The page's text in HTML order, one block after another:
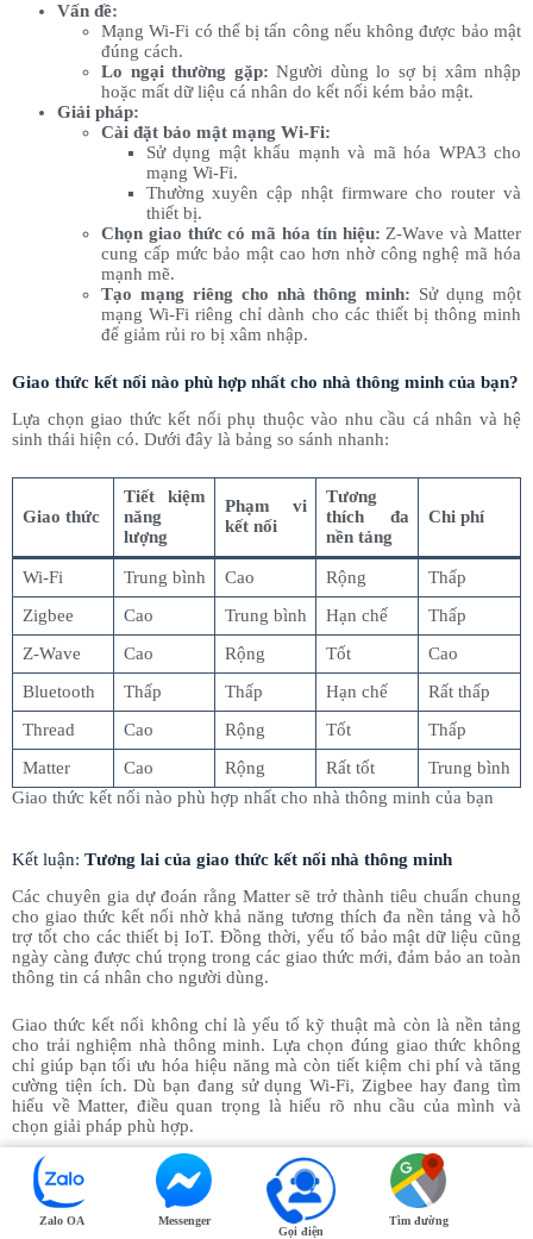
Vấn đề:
Mạng Wi-Fi có thể bị tấn công nếu không được bảo mật
đúng cách.
Lo ngại thường gặp: Người dùng lo sợ bị xâm nhập
hoặc mất dữ liệu cá nhân do kết nối kém bảo mật.
Giải pháp:
Cài đặt bảo mật mạng Wi-Fi:
Sử dụng mật khẩu mạnh và mã hóa WPA3 cho
mạng Wi-Fi.
Thường xuyên cập nhật firmware cho router và
thiết bị.
Chọn giao thức có mã hóa tín hiệu: Z-Wave và Matter
cung cấp mức bảo mật cao hơn nhờ công nghệ mã hóa
mạnh mẽ.
Tạo mạng riêng cho nhà thông minh: Sử dụng một
mạng Wi-Fi riêng chỉ dành cho các thiết bị thông minh
để giảm rủi ro bị xâm nhập.
Giao thức kết nối nào phù hợp nhất cho nhà thông minh của bạn?
Lựa chọn giao thức kết nối phụ thuộc vào nhu cầu cá nhân và hệ
sinh thái hiện có. Dưới đây là bảng so sánh nhanh:
Giao thức
Tiết kiệm
năng
lượng
Phạm vi
kết nối
Tương
thích đa
nền tảng
Chi phí
Wi-Fi Trung bình Cao Rộng
Thấp
Zigbee
Cao Trung bình Hạn chế
Thấp
Z-Wave
Cao Rộng Tốt
Cao
Bluetooth
Thấp Thấp Hạn chế
Rất thấp
Thread
Cao Rộng Tốt
Thấp
Matter
Cao Rộng Rất tốt
Trung bình
Giao thức kết nối nào phù hợp nhất cho nhà thông minh của bạn
Kết luận: Tương lai của giao thức kết nối nhà thông minh
Các chuyên gia dự đoán rằng Matter sẽ trở thành tiêu chuẩn chung
cho giao thức kết nối nhờ khả năng tương thích đa nền tảng và hỗ
trợ tốt cho các thiết bị IoT. Đồng thời, yếu tố bảo mật dữ liệu cũng
ngày càng được chú trọng trong các giao thức mới, đảm bảo an toàn
thông tin cá nhân cho người dùng.
Giao thức kết nối không chỉ là yếu tố kỹ thuật mà còn là nền tảng
cho trải nghiệm nhà thông minh. Lựa chọn đúng giao thức không
chỉ giúp bạn tối ưu hóa hiệu năng mà còn tiết kiệm chi phí và tăng
cường tiện ích. Dù bạn đang sử dụng Wi-Fi, Zigbee hay đang tìm
hiểu về Matter, điều quan trọng là hiểu rõ nhu cầu của mình và
chọn giải pháp phù hợp.
Vì sao nên chọn Matter Việt Nam?
Nhiều năm kinh nghiệm
trong thiết kế, triển khai và tích hợp giải
Zalo OA
Messenger
Gọi điện
Tìm đường